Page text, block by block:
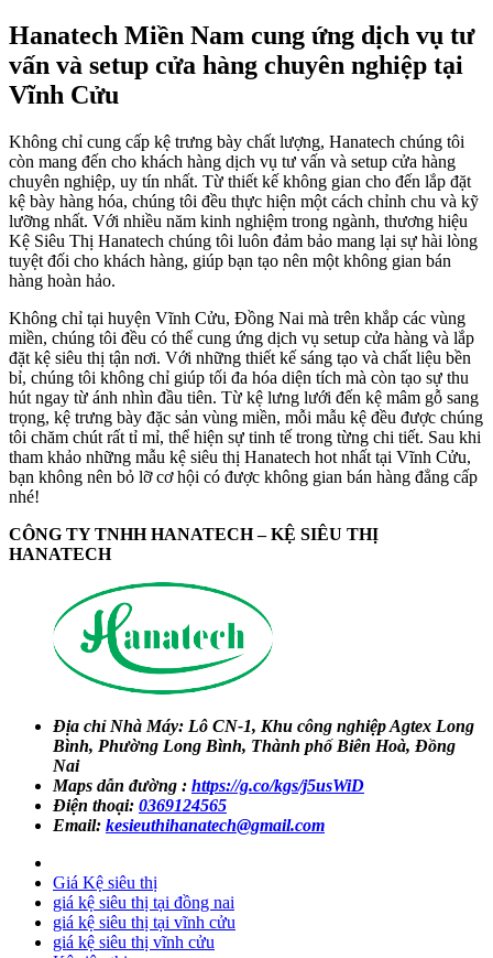
Hanatech Miền Nam cung ứng dịch vụ tư
vấn và setup cửa hàng chuyên nghiệp tại
Vĩnh Cửu
Không chỉ cung cấp kệ trưng bày chất lượng, Hanatech chúng tôi
còn mang đến cho khách hàng dịch vụ tư vấn và setup cửa hàng
chuyên nghiệp, uy tín nhất. Từ thiết kế không gian cho đến lắp đặt
kệ bày hàng hóa, chúng tôi đều thực hiện một cách chỉnh chu và kỹ
lưỡng nhất. Với nhiều năm kinh nghiệm trong ngành, thương hiệu
Kệ Siêu Thị Hanatech chúng tôi luôn đảm bảo mang lại sự hài lòng
tuyệt đối cho khách hàng, giúp bạn tạo nên một không gian bán
hàng hoàn hảo.
Không chỉ tại huyện Vĩnh Cửu, Đồng Nai mà trên khắp các vùng
miền, chúng tôi đều có thể cung ứng dịch vụ setup cửa hàng và lắp
đặt kệ siêu thị tận nơi. Với những thiết kế sáng tạo và chất liệu bền
bỉ, chúng tôi không chỉ giúp tối đa hóa diện tích mà còn tạo sự thu
hút ngay từ ánh nhìn đầu tiên. Từ kệ lưng lưới đến kệ mâm gỗ sang
trọng, kệ trưng bày đặc sản vùng miền, mỗi mẫu kệ đều được chúng
tôi chăm chút rất tỉ mỉ, thể hiện sự tinh tế trong từng chi tiết. Sau khi
tham khảo những mẫu kệ siêu thị Hanatech hot nhất tại Vĩnh Cửu,
bạn không nên bỏ lỡ cơ hội có được không gian bán hàng đẳng cấp
nhé!
CÔNG TY TNHH HANATECH – KỆ SIÊU THỊ
HANATECH
Địa chỉ Nhà Máy: Lô CN-1, Khu công nghiệp Agtex Long
Bình, Phường Long Bình, Thành phố Biên Hoà, Đồng
Nai
Maps dẫn đường : https://g.co/kgs/j5usWiD
Điện thoại: 0369124565
Email: kesieuthihanatech@gmail.com
Giá Kệ siêu thị
giá kệ siêu thị tại đồng nai
giá kệ siêu thị tại vĩnh cửu
giá kệ siêu thị vĩnh cửu